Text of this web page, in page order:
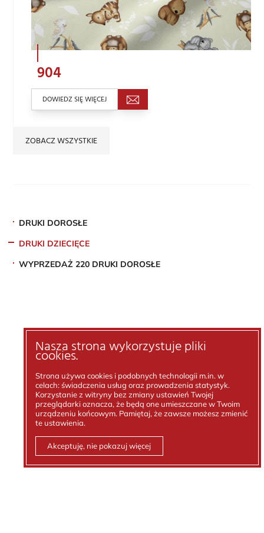
904
DOWIEDZ SIĘ WIĘCEJ
ZOBACZ WSZYSTKIE
DRUKI DOROSŁE
DRUKI DZIECIĘCE
WYPRZEDAŻ 220 DRUKI DOROSŁE
Nasza strona wykorzystuje pliki
cookies.
Strona używa cookies i podobnych technologii m.in. w
celach: świadczenia usług oraz prowadzenia statystyk.
Korzystanie z witryny bez zmiany ustawień Twojej
przeglądarki oznacza, że będą one umieszczane w Twoim
urządzeniu końcowym. Pamiętaj, że zawsze możesz zmienić
te ustawienia.
Akceptuję, nie pokazuj więcej